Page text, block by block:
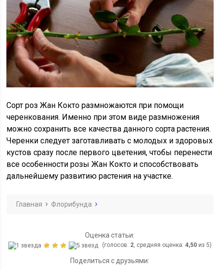
Сорт роз Жан Кокто размножаются при помощи
черенкования. Именно при этом виде размножения
можно сохранить все качества данного сорта растения.
Черенки следует заготавливать с молодых и здоровых
кустов сразу после первого цветения, чтобы перенести
все особенности розы Жан Кокто и способствовать
дальнейшему развитию растения на участке.
Главная Флорибунда
Оценка статьи:
(голосов: 2, средняя оценка: 4,50из 5)
Поделиться с друзьями: